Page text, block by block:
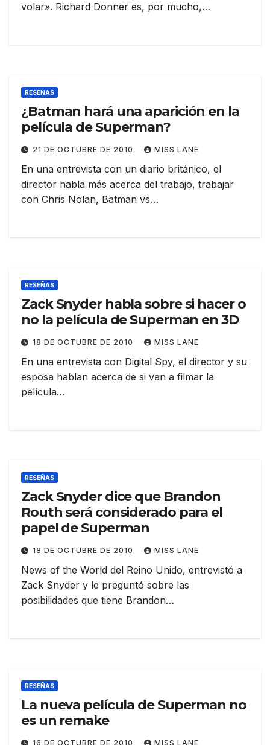
volar». Richard Donner es, por mucho,…
RESEÑAS
¿Batman hará una aparición en la
película de Superman?
21 DE OCTUBRE DE 2010 MISS LANE
En una entrevista con un diario británico, el
director habla más acerca del trabajo, trabajar
con Chris Nolan, Batman vs…
RESEÑAS
Zack Snyder habla sobre si hacer o
no la película de Superman en 3D
18 DE OCTUBRE DE 2010 MISS LANE
En una entrevista con Digital Spy, el director y su
esposa hablan acerca de si van a filmar la
película…
RESEÑAS
Zack Snyder dice que Brandon
Routh será considerado para el
papel de Superman
18 DE OCTUBRE DE 2010 MISS LANE
News of the World del Reino Unido, entrevistó a
Zack Snyder y le preguntó sobre las
posibilidades que tiene Brandon…
RESEÑAS
La nueva película de Superman no
es un remake
16 DE OCTUBRE DE 2010 MISS LANE